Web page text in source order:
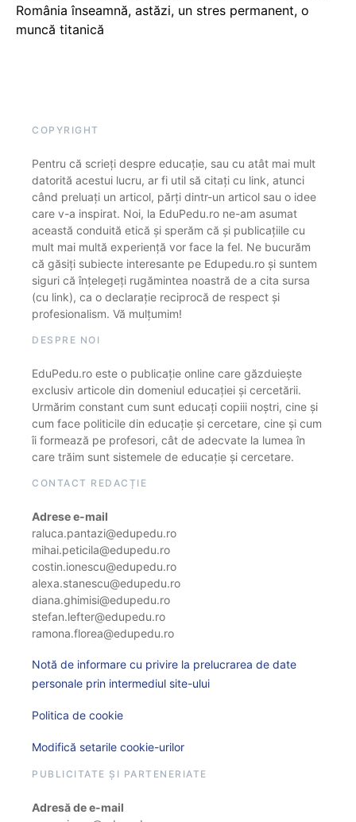
România înseamnă, astăzi, un stres permanent, o
muncă titanică
COPYRIGHT
Pentru că scrieți despre educație, sau cu atât mai mult
datorită acestui lucru, ar fi util să citați cu link, atunci
când preluați un articol, părți dintr-un articol sau o idee
care v-a inspirat. Noi, la EduPedu.ro ne-am asumat
această conduită etică și sperăm că și publicațiile cu
mult mai multă experiență vor face la fel. Ne bucurăm
că găsiți subiecte interesante pe Edupedu.ro și suntem
siguri că înțelegeți rugămintea noastră de a cita sursa
(cu link), ca o declarație reciprocă de respect și
profesionalism. Vă mulțumim!
DESPRE NOI
EduPedu.ro este o publicație online care găzduiește
exclusiv articole din domeniul educației și cercetării.
Urmărim constant cum sunt educați copiii noștri, cine și
cum face politicile din educație și cercetare, cine și cum
îi formează pe profesori, cât de adecvate la lumea în
care trăim sunt sistemele de educație și cercetare.
CONTACT REDACȚIE
Adrese e-mail
raluca.pantazi@edupedu.ro
mihai.peticila@edupedu.ro
costin.ionescu@edupedu.ro
alexa.stanescu@edupedu.ro
diana.ghimisi@edupedu.ro
stefan.lefter@edupedu.ro
ramona.florea@edupedu.ro
Notă de informare cu privire la prelucrarea de date
personale prin intermediul site-ului
Politica de cookie
Modifică setarile cookie-urilor
PUBLICITATE ȘI PARTENERIATE
Adresă de e-mail